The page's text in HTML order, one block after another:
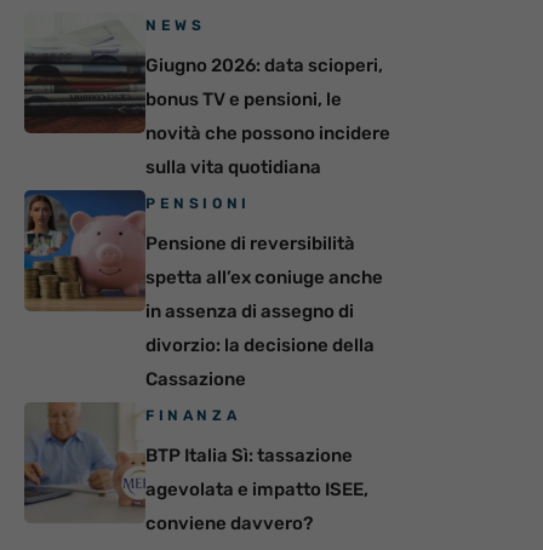
NEWS
Giugno 2026: data scioperi,
bonus TV e pensioni, le
novità che possono incidere
sulla vita quotidiana
PENSIONI
Pensione di reversibilità
spetta all’ex coniuge anche
in assenza di assegno di
divorzio: la decisione della
Cassazione
FINANZA
BTP Italia Sì: tassazione
agevolata e impatto ISEE,
conviene davvero?